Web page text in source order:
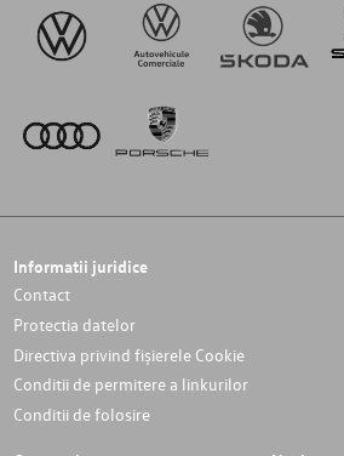
Informatii juridice
Contact
Protectia datelor
Directiva privind fișierele Cookie
Conditii de permitere a linkurilor
Conditii de folosire